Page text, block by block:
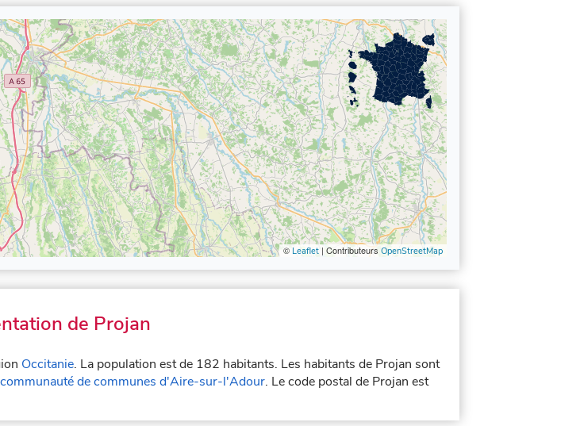
© Leaflet | Contributeurs OpenStreetMap
de Projan
Occitanie. La population est de 182 habitants. Les habitants de Projan sont
communauté de communes d'Aire-sur-l'Adour. Le code postal de Projan est